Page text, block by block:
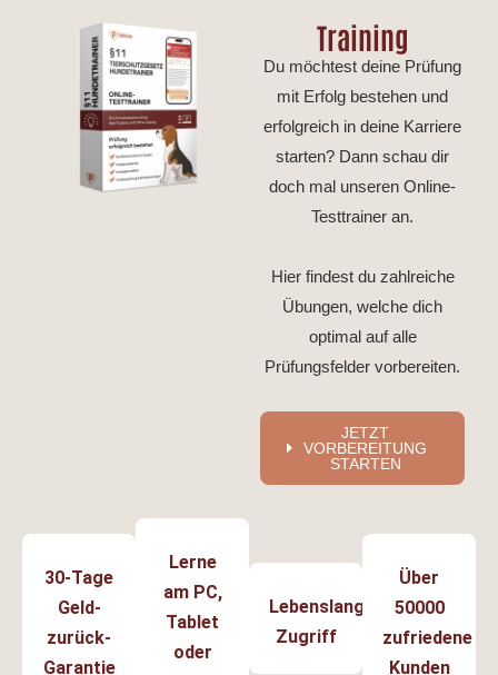
Training
Du möchtest deine Prüfung
mit Erfolg bestehen und
erfolgreich in deine Karriere
starten? Dann schau dir
doch mal unseren Online-
Testtrainer an.
Hier findest du zahlreiche
Übungen, welche dich
optimal auf alle
Prüfungsfelder vorbereiten.
JETZT
VORBEREITUNG
STARTEN
30-Tage
Geld-
zurück-
Garantie
Lerne
am PC,
Tablet
oder
Lebenslanger
Zugriff
Über
50000
zufriedene
Kunden